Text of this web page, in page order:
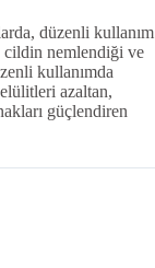
düzenli kullanım
cildin nemlendiği ve
kullanımda
azaltan,
güçlendiren